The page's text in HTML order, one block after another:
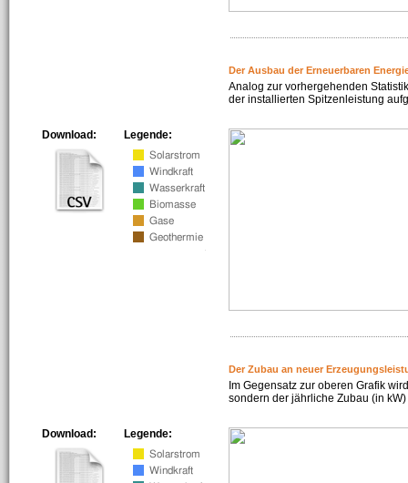
Der Ausbau der Erneuerbaren
Analog zur vorhergehenden
der installierten Spitzenleistung
Legende:
Download:
Der Zubau an neuer
Im Gegensatz zur oberen Grafik
sondern der jährliche Zubau (in
Legende:
Download: